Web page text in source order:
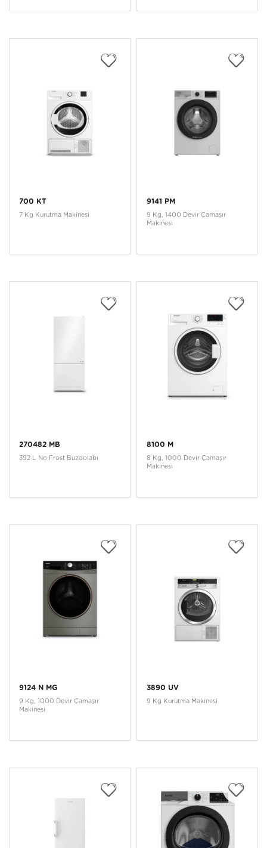
700 KT
7 Kg Kurutma Makinesi
9141 PM
9 Kg, 1400 Devir Çamaşır
Makinesi
270482 MB
392 L No Frost Buzdolabı
8100 M
8 Kg, 1000 Devir Çamaşır
Makinesi
9124 N MG
9 Kg, 1000 Devir Çamaşır
Makinesi
3890 UV
9 Kg Kurutma Makinesi